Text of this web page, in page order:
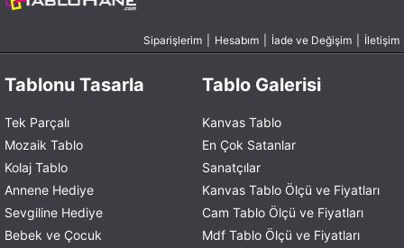
Siparişlerim Hesabım İade ve Değişim İletişim
Tablonu Tasarla
Tek Parçalı
Mozaik Tablo
Kolaj Tablo
Annene Hediye
Sevgiline Hediye
Bebek ve Çocuk
Tablo Galerisi
Kanvas Tablo
En Çok Satanlar
Sanatçılar
Kanvas Tablo Ölçü ve Fiyatları
Cam Tablo Ölçü ve Fiyatları
Mdf Tablo Ölçü ve Fiyatları